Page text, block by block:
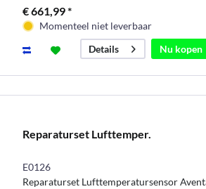
€ 661,99 *
Momenteel niet leverbaar
Details
Nu kopen
Reparaturset Lufttemper.
E0126
Reparaturset Lufttemperatursensor